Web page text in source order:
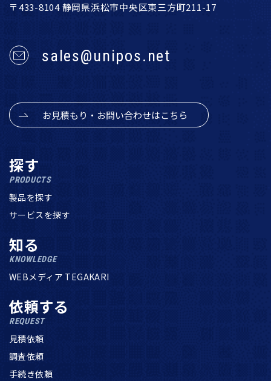
〒433-8104 静岡県浜松市中央区東三方町211-17
sales@unipos.net
お見積もり・お問い合わせはこちら
探す
PRODUCTS
製品を探す
サービスを探す
知る
KNOWLEDGE
WEBメディア TEGAKARI
依頼する
REQUEST
見積依頼
調査依頼
手続き依頼